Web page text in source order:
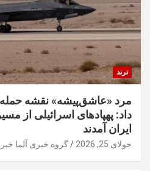
ترند
مرد «عاشق‌پیشه» نقشه حمله
داد: پهپادهای اسرائیلی از
ایران آمدند
جولای 25, 2026 گروه خبری آلما خبر